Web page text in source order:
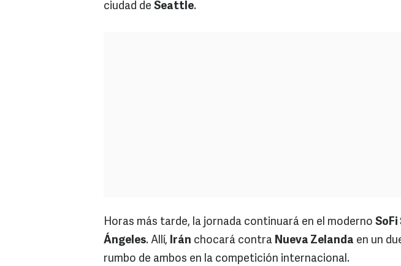
ciudad de Seattle.
Horas más tarde, la jornada continuará en el moderno
Ángeles. Allí, Irán chocará contra Nueva Zelanda en un
rumbo de ambos en la competición internacional.